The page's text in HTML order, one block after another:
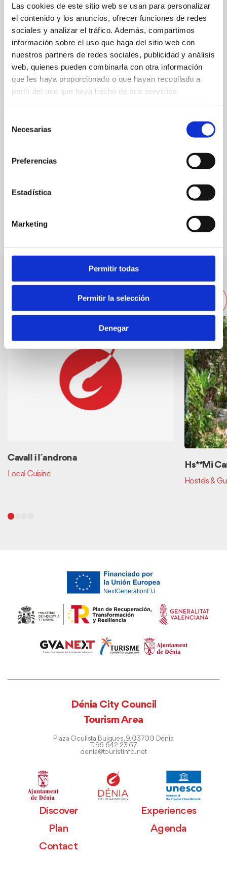
Las cookies de este sitio web se usan para personalizar
el contenido y los anuncios, ofrecer funciones de redes
sociales y analizar el tráfico. Además, compartimos
información sobre el uso que haga del sitio web con
nuestros partners de redes sociales, publicidad y análisis
web, quienes pueden combinarla con otra información
que les haya proporcionado o que hayan recopilado a
partir del uso que haya hecho de sus servicios.
Necesarias
Preferencias
Estadística
Marketing
Permitir todas
Permitir la selección
Denegar
Passeig del Saladar, s/n
900 72 04 72
Other nearby companies
Cavall i l´androna
Local Cuisine
Hs** Mi
Hostels &
Dénia City Council
Tourism Area
Plaza Oculista Buigues, 9. 03700 Dénia
T. 96 642 23 67
denia@touristinfo.net
Discover
Experiences
Plan
Agenda
Contact